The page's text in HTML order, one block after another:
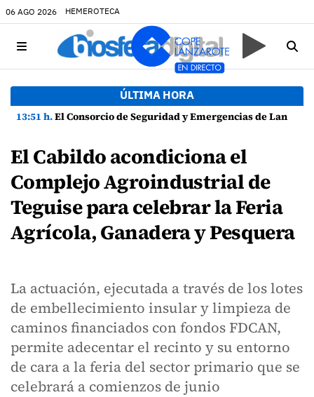
06 AGO 2026 HEMEROTECA
ÚLTIMA HORA
13:51 h.El Consorcio de Seguridad y Emergencias de Lanzarote presenta la Guía de Seguridad en Actividades Náuticas
El Cabildo acondiciona el
Complejo Agroindustrial de
Teguise para celebrar la Feria
Agrícola, Ganadera y Pesquera
La actuación, ejecutada a través de los lotes
de embellecimiento insular y limpieza de
caminos financiados con fondos FDCAN,
permite adecentar el recinto y su entorno
de cara a la feria del sector primario que se
celebrará a comienzos de junio